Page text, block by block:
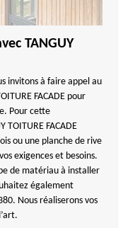
TANGUY
invitons à faire appel au
FACADE pour
Pour cette
FACADE
ou une planche de rive
exigences et besoins.
de matériau à installer
également
Nous réaliserons vos